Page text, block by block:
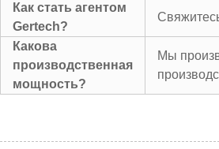
Как стать агентом
Gertech?
Какова
производственная
мощность?
Мы